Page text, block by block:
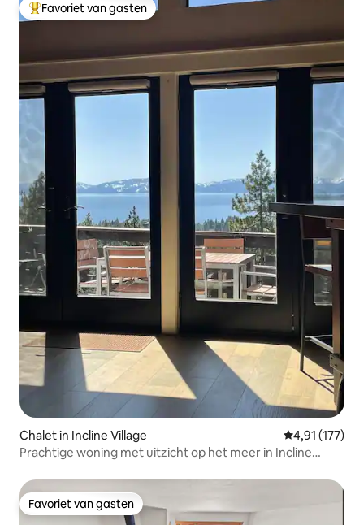
Topfavoriet van gasten
Favoriet van gasten
Chalet in Incline Village Gemiddelde
4,91 (177)
Prachtige woning met uitzicht op het meer in Incline
Favoriet van gasten
Favoriet van gasten